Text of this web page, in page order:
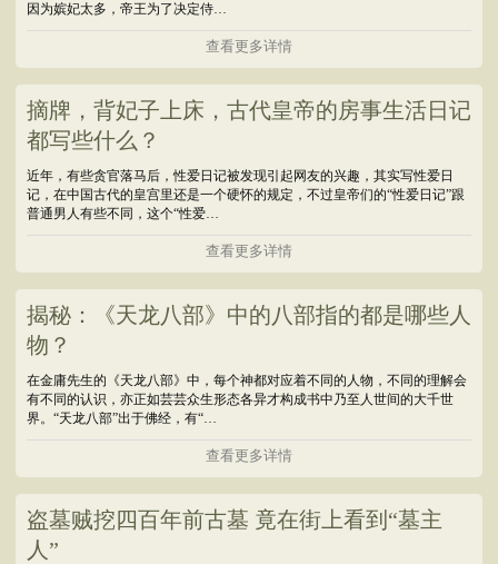
因为嫔妃太多，帝王为了决定侍…
查看更多详情
摘牌，背妃子上床，古代皇帝的房事生活日记
都写些什么？
近年，有些贪官落马后，性爱日记被发现引起网友的兴趣，其实写性爱日
记，在中国古代的皇宫里还是一个硬怀的规定，不过皇帝们的“性爱日记”跟
普通男人有些不同，这个“性爱…
查看更多详情
揭秘：《天龙八部》中的八部指的都是哪些人
物？
在金庸先生的《天龙八部》中，每个神都对应着不同的人物，不同的理解会
有不同的认识，亦正如芸芸众生形态各异才构成书中乃至人世间的大千世
界。“天龙八部”出于佛经，有“…
查看更多详情
盗墓贼挖四百年前古墓 竟在街上看到“墓主
人”